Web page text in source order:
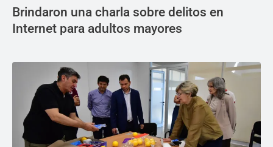
Brindaron una charla sobre delitos en
Internet para adultos mayores